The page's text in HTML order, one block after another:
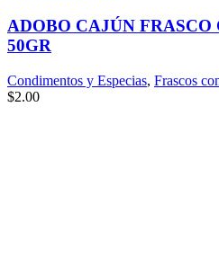
ADOBO CAJÚN
50GR
Condimentos y Especias, Frascos
$2.00